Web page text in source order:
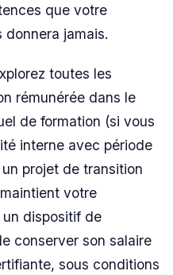
que votre
jamais.
toutes les
rémunérée dans le
de formation (si vous
interne avec période
projet de transition
votre
un dispositif de
conserver son salaire
sous conditions